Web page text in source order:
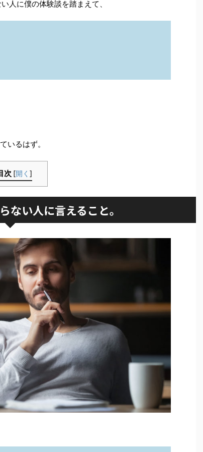
人に僕の体験談を踏まえて、
いるはず。
次 [開く ]
ない人に言えること。